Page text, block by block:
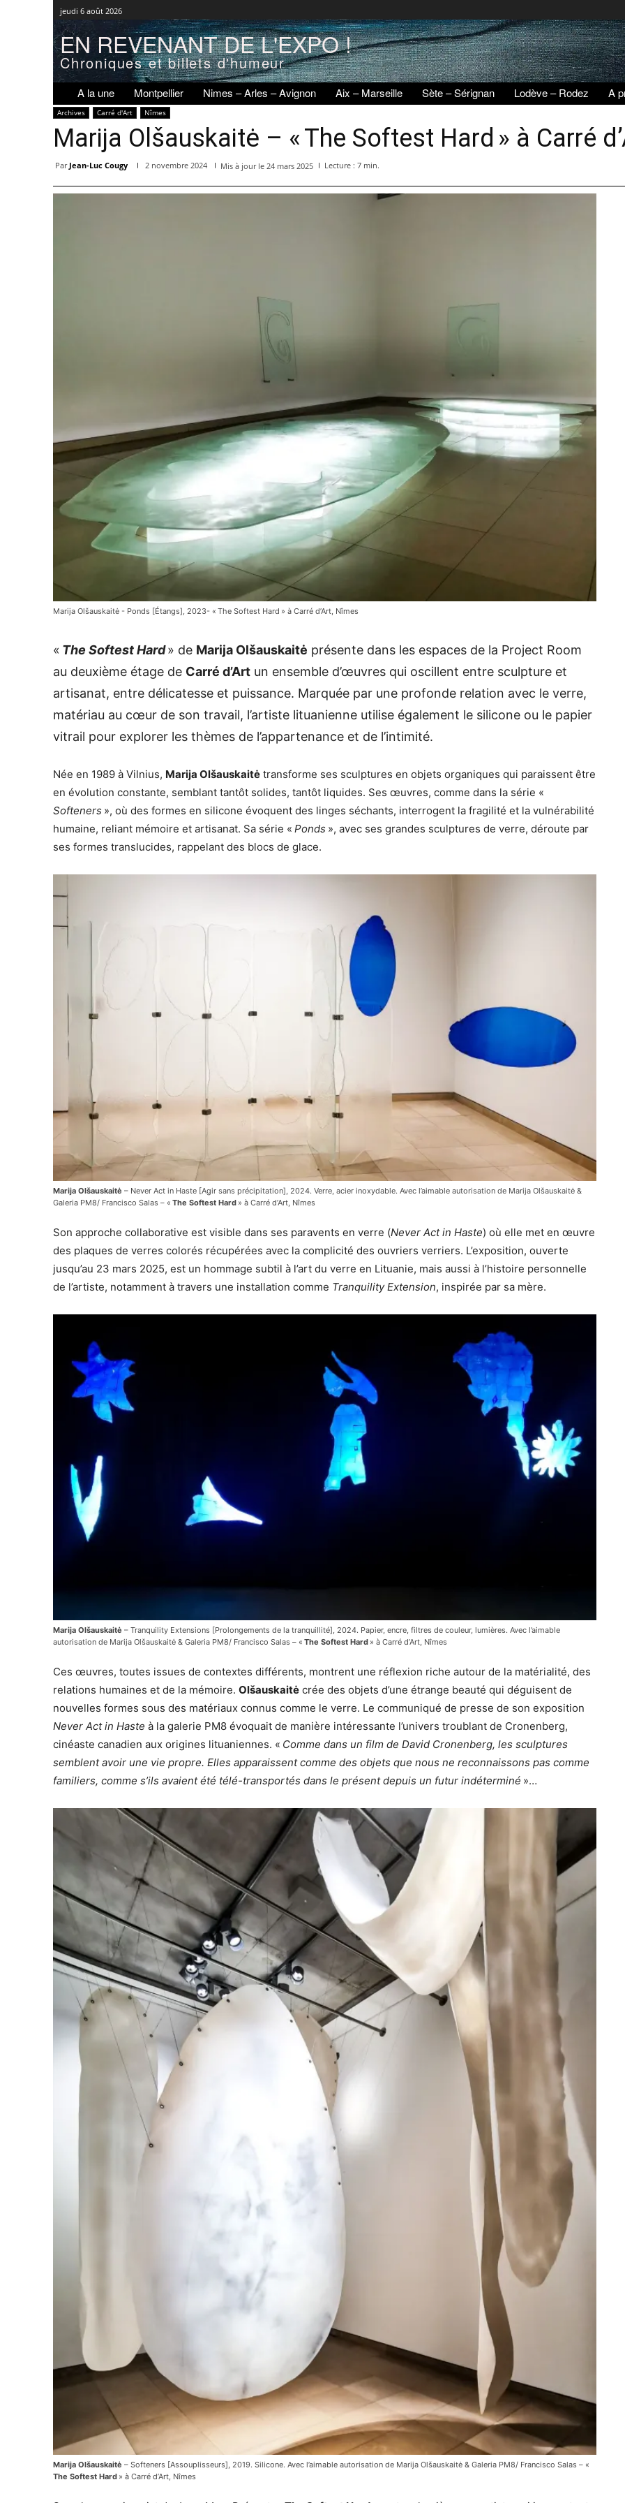
jeudi 6 août 2026
EN REVENANT DE L'EXPO !
Chroniques et billets d'humeur
A la une Montpellier Nimes – Arles – Avignon Aix – Marseille Sète – Sérignan Lodève – Rodez A
Archives Carré d'Art Nîmes
Marija Olšauskaitė – « The Softest Hard » à Carré
Par Jean-Luc Cougy 2 novembre 2024 Mis à jour le 24 mars 2025 Lecture : 7 min.
Marija Olšauskaitė - Ponds [Étangs], 2023- « The Softest Hard » à Carré d’Art, Nîmes
« The Softest Hard» de Marija Olšauskaitė présente dans les espaces de la Project Room
au deuxième étage de Carré d’Art un ensemble d’œuvres qui oscillent entre sculpture et
artisanat, entre délicatesse et puissance. Marquée par une profonde relation avec le verre,
matériau au cœur de son travail, l’artiste lituanienne utilise également le silicone ou le papier
vitrail pour explorer les thèmes de l’appartenance et de l’intimité.
Née en 1989 à Vilnius, Marija Olšauskaitė transforme ses sculptures en objets organiques qui paraissent être
en évolution constante, semblant tantôt solides, tantôt liquides. Ses œuvres, comme dans la série «
Softeners », où des formes en silicone évoquent des linges séchants, interrogent la fragilité et la vulnérabilité
humaine, reliant mémoire et artisanat. Sa série « Ponds », avec ses grandes sculptures de verre, déroute par
ses formes translucides, rappelant des blocs de glace.
Marija Olšauskaitė – Never Act in Haste [Agir sans précipitation], 2024. Verre, acier inoxydable. Avec l’aimable autorisation de Marija Olšauskaitė &
Galeria PM8/ Francisco Salas – « The Softest Hard » à Carré d’Art, Nîmes
Son approche collaborative est visible dans ses paravents en verre (Never Act in Haste) où elle met en œuvre
des plaques de verres colorés récupérées avec la complicité des ouvriers verriers. L’exposition, ouverte
jusqu’au 23 mars 2025, est un hommage subtil à l’art du verre en Lituanie, mais aussi à l’histoire personnelle
de l’artiste, notamment à travers une installation comme Tranquility Extension, inspirée par sa mère.
Marija Olšauskaitė – Tranquility Extensions [Prolongements de la tranquillité], 2024. Papier, encre, filtres de couleur, lumières. Avec l’aimable
autorisation de Marija Olšauskaitė & Galeria PM8/ Francisco Salas – « The Softest Hard » à Carré d’Art, Nîmes
Ces œuvres, toutes issues de contextes différents, montrent une réflexion riche autour de la matérialité, des
relations humaines et de la mémoire. Olšauskaitė crée des objets d’une étrange beauté qui déguisent de
nouvelles formes sous des matériaux connus comme le verre. Le communiqué de presse de son exposition
Never Act in Haste à la galerie PM8 évoquait de manière intéressante l’univers troublant de Cronenberg,
cinéaste canadien aux origines lituaniennes. « Comme dans un film de David Cronenberg, les sculptures
semblent avoir une vie propre. Elles apparaissent comme des objets que nous ne reconnaissons pas comme
familiers, comme s’ils avaient été télé-transportés dans le présent depuis un futur indéterminé »…
Marija Olšauskaitė – Softeners [Assouplisseurs], 2019. Silicone. Avec l’aimable autorisation de Marija Olšauskaitė & Galeria PM8/ Francisco Salas – «
The Softest Hard » à Carré d’Art, Nîmes